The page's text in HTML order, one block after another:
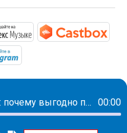
us/
https://
Время комфорт-класса: почему выгодно покупать недвижимость сейчас 00:00